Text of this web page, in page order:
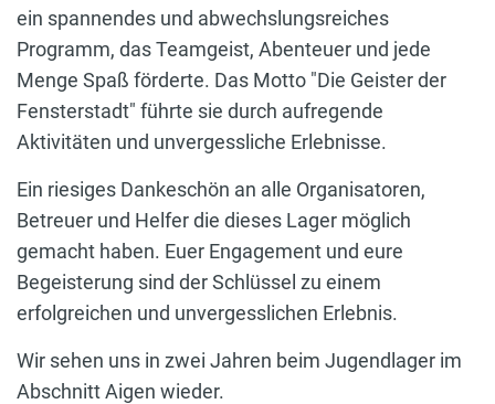
ein spannendes und abwechslungsreiches
Programm, das Teamgeist, Abenteuer und jede
Menge Spaß förderte. Das Motto "Die Geister der
Fensterstadt" führte sie durch aufregende
Aktivitäten und unvergessliche Erlebnisse.
Ein riesiges Dankeschön an alle Organisatoren,
Betreuer und Helfer die dieses Lager möglich
gemacht haben. Euer Engagement und eure
Begeisterung sind der Schlüssel zu einem
erfolgreichen und unvergesslichen Erlebnis.
Wir sehen uns in zwei Jahren beim Jugendlager im
Abschnitt Aigen wieder.